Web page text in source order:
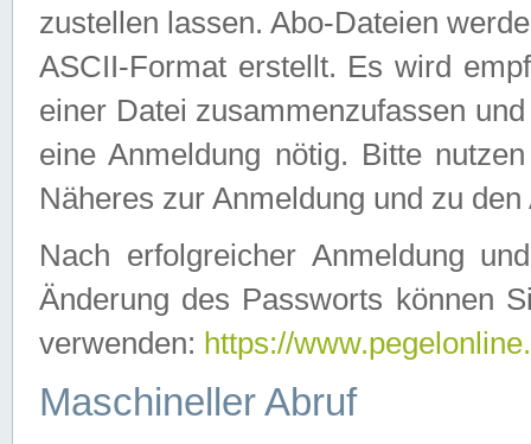
zustellen lassen. Abo-Dateien
ASCII-Format erstellt. Es wird
einer Datei zusammenzufassen
eine Anmeldung nötig. Bitte
Näheres zur Anmeldung und zu
Nach erfolgreicher Anmeldung
Änderung des Passworts können
verwenden: https://
Maschineller Abruf